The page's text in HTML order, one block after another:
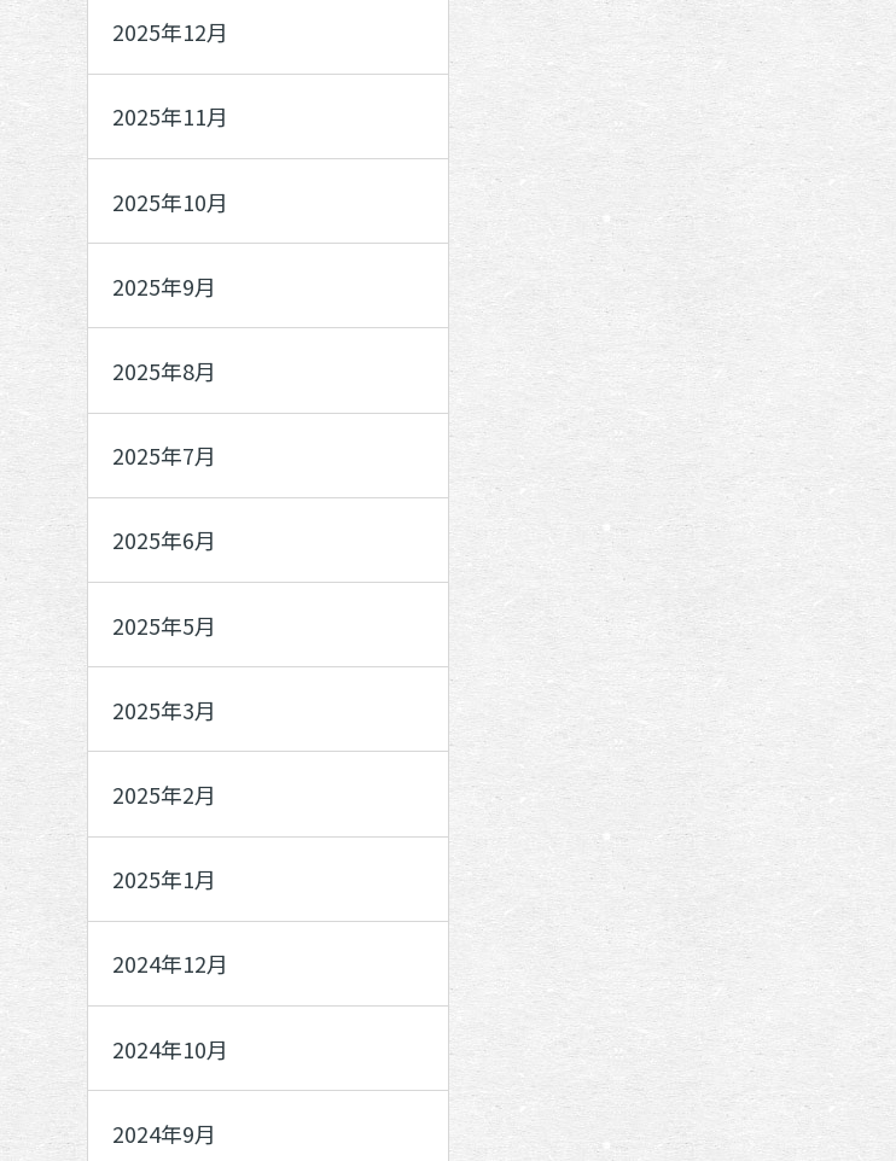
2025年12月
2025年11月
2025年10月
2025年9月
2025年8月
2025年7月
2025年6月
2025年5月
2025年3月
2025年2月
2025年1月
2024年12月
2024年10月
2024年9月